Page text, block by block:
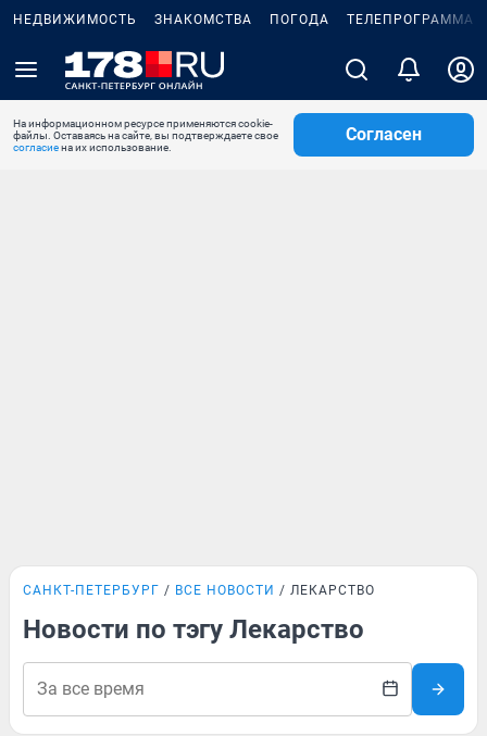
НЕДВИЖИМОСТЬ ЗНАКОМСТВА ПОГОДА ТЕЛЕПРОГРАММА
На информационном ресурсе применяются cookie-
файлы. Оставаясь на сайте, вы подтверждаете свое
согласиена их использование.
Согласен
САНКТ-ПЕТЕРБУРГ ВСЕ НОВОСТИ ЛЕКАРСТВО
Новости по тэгу Лекарство